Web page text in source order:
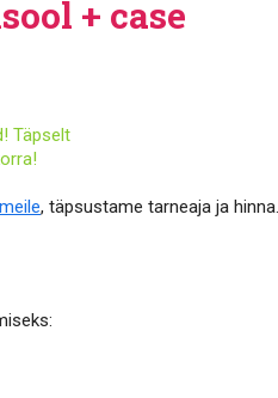
+ case
Täpselt
, täpsustame tarneaja ja hinna.